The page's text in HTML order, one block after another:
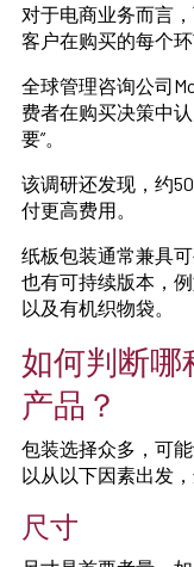
对于电商业务而言
客户在购买的每个
全球管理咨询公司
费者在购买决策中
要”。
该调研还发现，约
付更高费用。
纸板包装通常兼具
也有可持续版本，
以及有机织物袋。
如何判断哪
产品？
包装选择众多，可
以从以下因素出发
尺寸